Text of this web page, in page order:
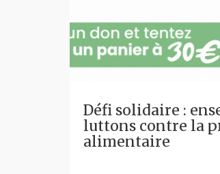
Défi solidaire :
luttons contre la
alimentaire